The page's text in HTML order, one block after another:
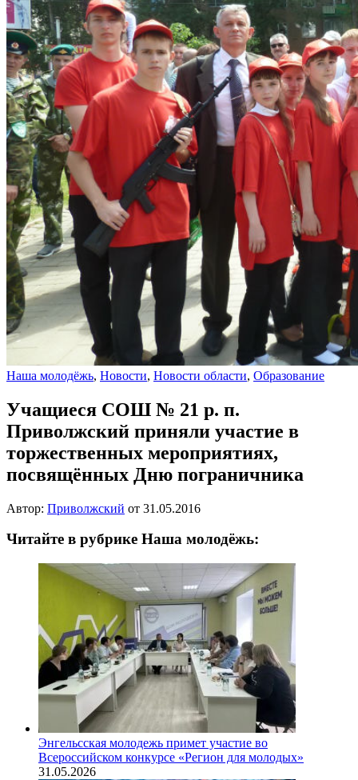
Наша молодёжь, Новости, Новости области, Образование
Учащиеся СОШ № 21 р. п.
Приволжский приняли участие в
торжественных мероприятиях,
посвящённых Дню пограничника
Автор: Приволжский от 31.05.2016
Читайте в рубрике Наша молодёжь:
Энгельсская молодежь примет участие во
Всероссийском конкурсе «Регион для молодых»
31.05.2026